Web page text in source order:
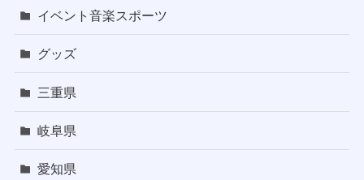
イベント音楽スポーツ
グッズ
三重県
岐阜県
愛知県